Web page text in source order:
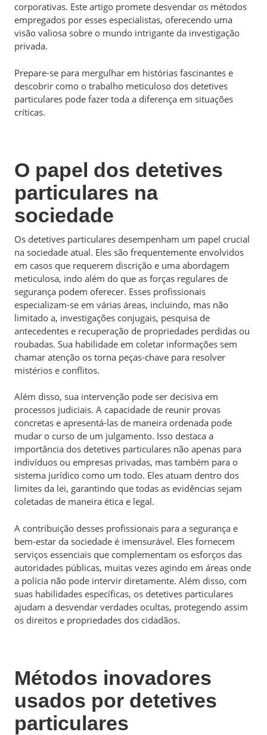
corporativas. Este artigo promete desvendar os métodos
empregados por esses especialistas, oferecendo uma
visão valiosa sobre o mundo intrigante da investigação
privada.
Prepare-se para mergulhar em histórias fascinantes e
descobrir como o trabalho meticuloso dos detetives
particulares pode fazer toda a diferença em situações
críticas.
O papel dos detetives
particulares na
sociedade
Os detetives particulares desempenham um papel crucial
na sociedade atual. Eles são frequentemente envolvidos
em casos que requerem discrição e uma abordagem
meticulosa, indo além do que as forças regulares de
segurança podem oferecer. Esses profissionais
especializam-se em várias áreas, incluindo, mas não
limitado a, investigações conjugais, pesquisa de
antecedentes e recuperação de propriedades perdidas ou
roubadas. Sua habilidade em coletar informações sem
chamar atenção os torna peças-chave para resolver
mistérios e conflitos.
Além disso, sua intervenção pode ser decisiva em
processos judiciais. A capacidade de reunir provas
concretas e apresentá-las de maneira ordenada pode
mudar o curso de um julgamento. Isso destaca a
importância dos detetives particulares não apenas para
indivíduos ou empresas privadas, mas também para o
sistema jurídico como um todo. Eles atuam dentro dos
limites da lei, garantindo que todas as evidências sejam
coletadas de maneira ética e legal.
A contribuição desses profissionais para a segurança e
bem-estar da sociedade é imensurável. Eles fornecem
serviços essenciais que complementam os esforços das
autoridades públicas, muitas vezes agindo em áreas onde
a polícia não pode intervir diretamente. Além disso, com
suas habilidades específicas, os detetives particulares
ajudam a desvendar verdades ocultas, protegendo assim
os direitos e propriedades dos cidadãos.
Métodos inovadores
usados por detetives
particulares